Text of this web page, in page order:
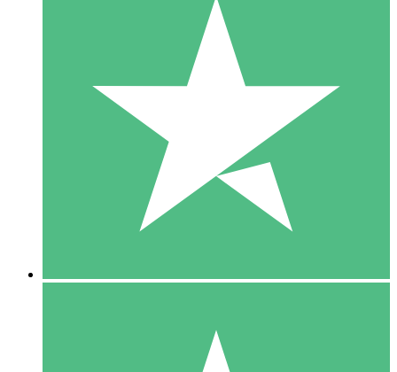
Individuelle Credit-Pakete
Zahlen Sie nach Bedarf mit Download-Credits. Keine
monatliche Verpflichtung erforderlich.
10 00
10 Downloads
20 00